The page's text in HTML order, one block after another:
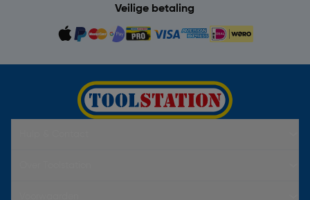
Veilige betaling